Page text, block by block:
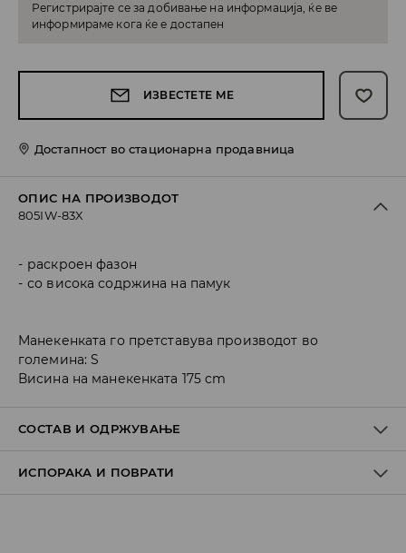
Регистрирајте се за добивање на информација, ќе ве
информираме кога ќе е достапен
ИЗВЕСТЕТЕ МЕ
Достапност во стационарна продавница
ОПИС НА ПРОИЗВОДОТ
805IW-83X
раскроен фазон
со висока содржина на памук
Манекенката го претставува производот во
големина: S
Висина на манекенката 175 cm
СОСТАВ И ОДРЖУВАЊЕ
ПРВА ТКАЕНИНА: 75% ВИСКОЗА, 22% ПОЛИАМИД, 3%
ЕЛАСТАН
ИСПОРАКА И ПОВРАТИ